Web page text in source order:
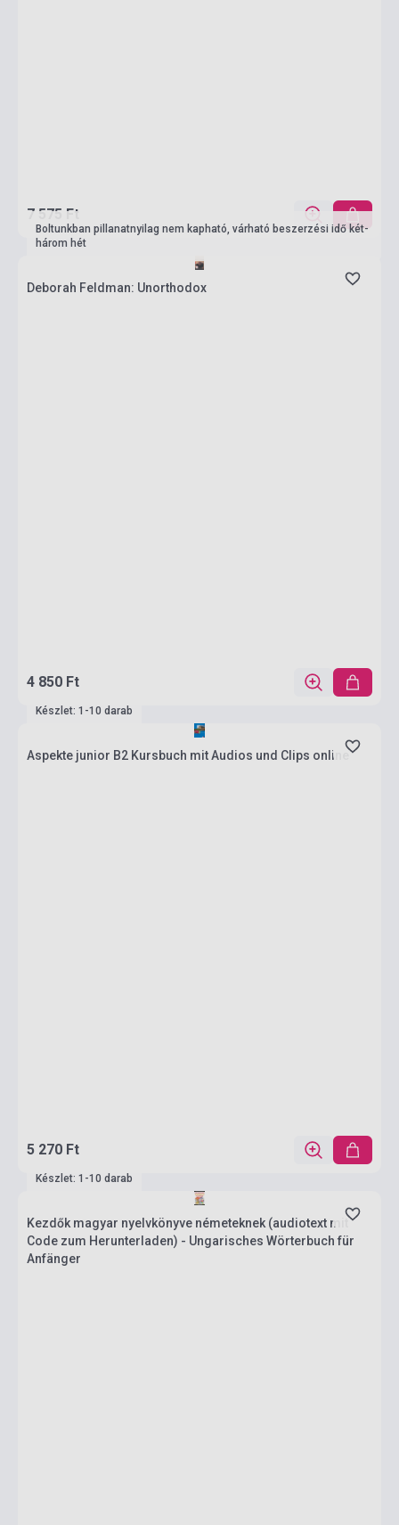
7 575 Ft
Boltunkban pillanatnyilag nem kapható, várható beszerzési idő két-
három hét
Deborah Feldman: Unorthodox
4 850 Ft
Készlet: 1-10 darab
Aspekte junior B2 Kursbuch mit Audios und Clips online
5 270 Ft
Készlet: 1-10 darab
Kezdők magyar nyelvkönyve németeknek (audiotext mit
Code zum Herunterladen) - Ungarisches Wörterbuch für
Anfänger